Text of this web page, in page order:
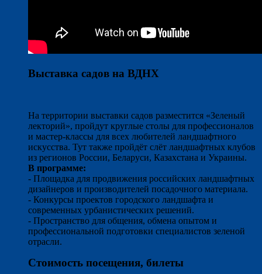
Выставка садов на ВДНХ
На территории выставки садов разместится «Зеленый
лекторий», пройдут круглые столы для профессионалов
и мастер-классы для всех любителей ландшафтного
искусства. Тут также пройдёт слёт ландшафтных клубов
из регионов России, Беларуси, Казахстана и Украины.
В программе:
- Площадка для продвижения российских ландшафтных
дизайнеров и производителей посадочного материала.
- Конкурсы проектов городского ландшафта и
современных урбанистических решений.
- Пространство для общения, обмена опытом и
профессиональной подготовки специалистов зеленой
отрасли.
Стоимость посещения, билеты